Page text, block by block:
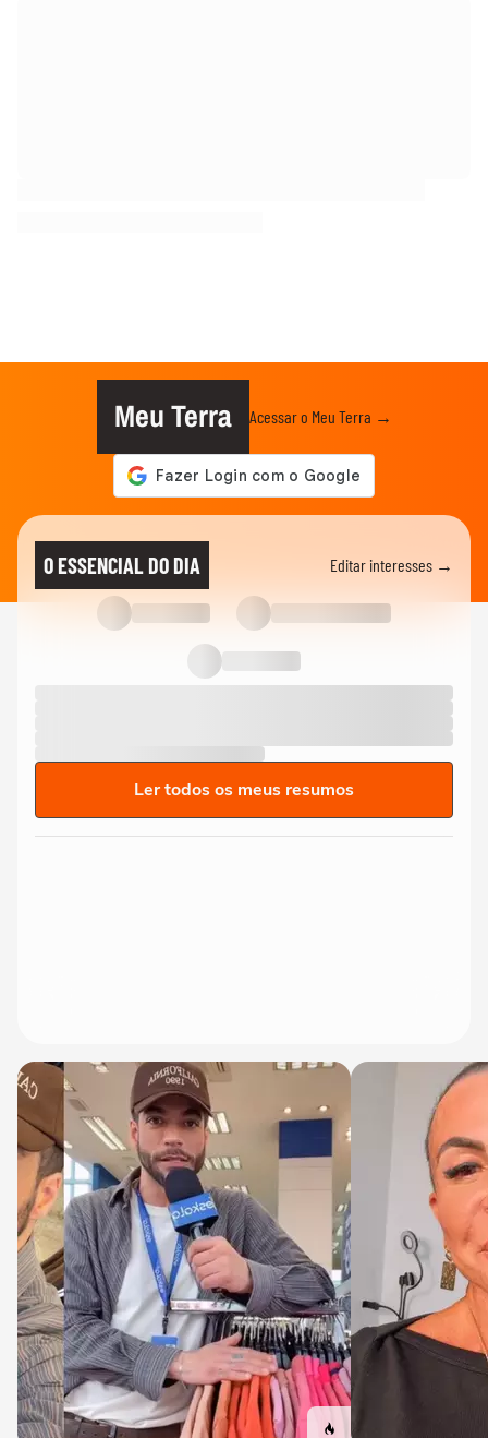
Meu Terra Acessar o Meu Terra →
O ESSENCIAL DO DIA Editar interesses →
Ler todos os meus resumos